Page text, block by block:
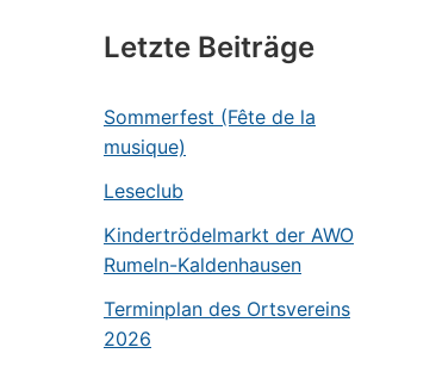
Letzte Beiträge
Sommerfest (Fête de la
musique)
Leseclub
Kindertrödelmarkt der AWO
Rumeln-Kaldenhausen
Terminplan des Ortsvereins
2026